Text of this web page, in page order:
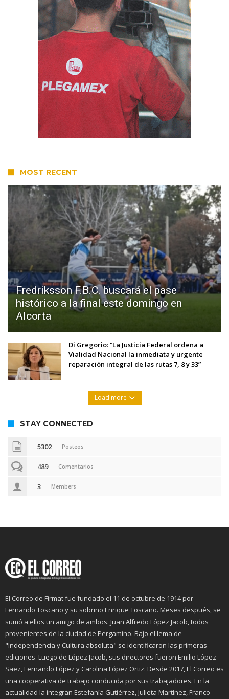
MOST RECENT
Fredriksson F.B.C. buscará el pase
histórico a la final este domingo en
Alcorta
Di Gregorio: “La Justicia Federal ordena a
Vialidad Nacional la inmediata y urgente
reparación integral de las rutas 7, 8 y 33”
Load more
STAY CONNECTED
5302 Posteos
489 Comentarios
3 Members
El Correo de Firmat fue fundado el 11 de octubre de 1914 por
Fernando Toscano y su sobrino Enrique Toscano. Meses después, se
sumó a ellos un amigo de ambos: Juan Alfredo López Jacob, todos
provenientes de la ciudad de Pergamino. Bajo el lema de
"Independencia y Cultura absoluta" se identificaron las primeras
ediciones. Luego de López Jacob, sus directores fueron Emilio López
Saez, Fernando López y Carolina López Ortiz. Desde 2017, El Correo es
una cooperativa de trabajo conducida por sus trabajadores. En la
actualidad la integran Estefanía Gutiérrez, Julieta Martínez, Franco